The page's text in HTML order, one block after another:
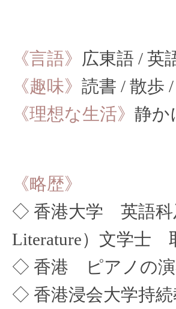
《言語》 広東語 / 英
《趣味》 読書 / 散歩
《理想な生活》 静か
《略歴》
◇ 香港大学 英語科
Literature）文学士
◇ 香港 ピアノの演
◇ 香港浸会大学持